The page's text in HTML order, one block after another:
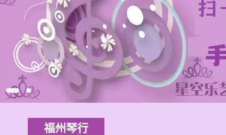
福州琴行